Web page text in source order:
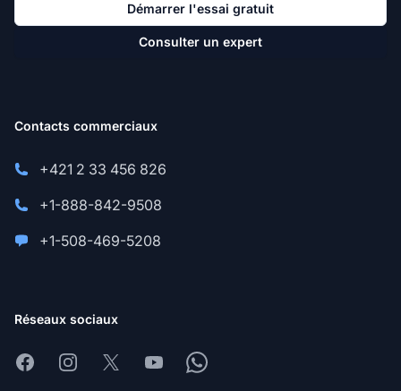
Démarrer l'essai gratuit
Consulter un expert
Contacts commerciaux
+421 2 33 456 826
+1-888-842-9508
+1-508-469-5208
Réseaux sociaux
FacebookInstagram
X YoutubeWhatsapp